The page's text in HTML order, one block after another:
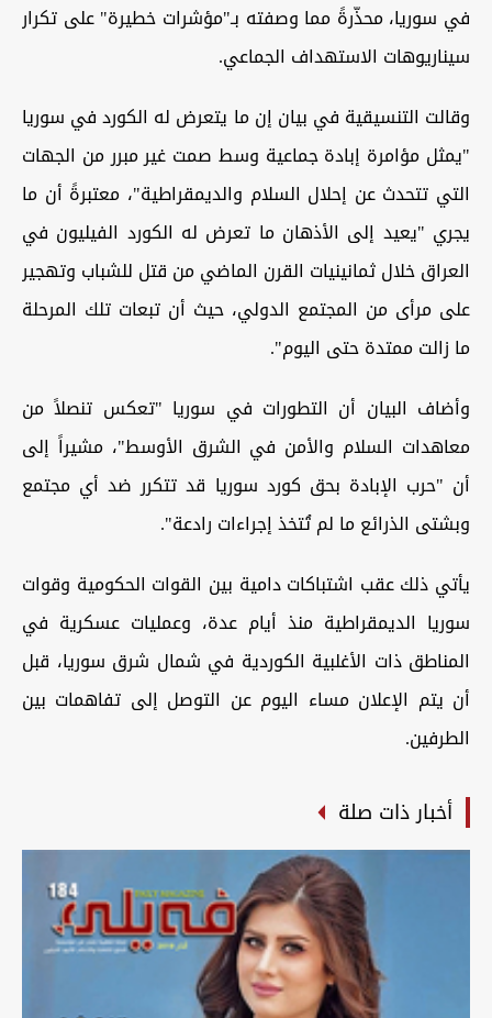
في سوريا، محذّرةً مما وصفته بـ"مؤشرات خطيرة" على تكرار
سيناريوهات الاستهداف الجماعي.
وقالت التنسيقية في بيان إن ما يتعرض له الكورد في سوريا
"يمثل مؤامرة إبادة جماعية وسط صمت غير مبرر من الجهات
التي تتحدث عن إحلال السلام والديمقراطية"، معتبرةً أن ما
يجري "يعيد إلى الأذهان ما تعرض له الكورد الفيليون في
العراق خلال ثمانينيات القرن الماضي من قتل للشباب وتهجير
على مرأى من المجتمع الدولي، حيث أن تبعات تلك المرحلة
ما زالت ممتدة حتى اليوم".
وأضاف البيان أن التطورات في سوريا "تعكس تنصلاً من
معاهدات السلام والأمن في الشرق الأوسط"، مشيراً إلى
أن "حرب الإبادة بحق كورد سوريا قد تتكرر ضد أي مجتمع
وبشتى الذرائع ما لم تُتخذ إجراءات رادعة".
يأتي ذلك عقب اشتباكات دامية بين القوات الحكومية وقوات
سوريا الديمقراطية منذ أيام عدة، وعمليات عسكرية في
المناطق ذات الأغلبية الكوردية في شمال شرق سوريا، قبل
أن يتم الإعلان مساء اليوم عن التوصل إلى تفاهمات بين
الطرفين.
أخبار ذات صلة